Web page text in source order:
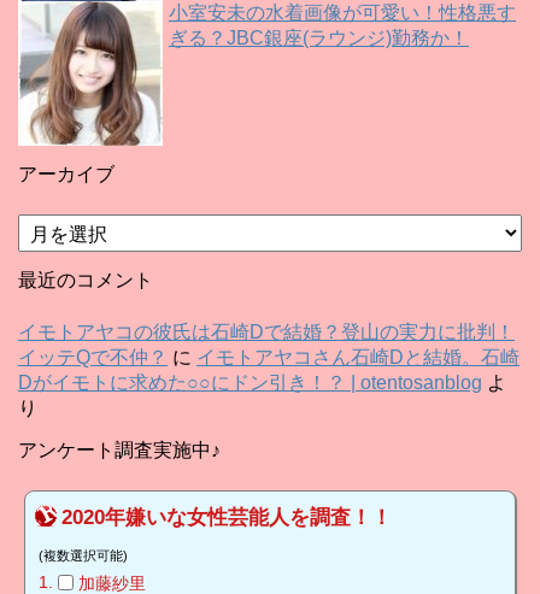
小室安未の水着画像が可愛い！性格悪す
ぎる？JBC銀座(ラウンジ)勤務か！
アーカイブ
ア
ー
カ
ブ
最近のコメント
イモトアヤコの彼氏は石崎Dで結婚？登山の実力に批判！
イッテQで不仲？ に イモトアヤコさん石崎Dと結婚。石崎
Dがイモトに求めた○○にドン引き！？ | otentosanblog よ
り
アンケート調査実施中♪
2020年嫌いな女性芸能人を調査！！
(複数選択可能)
加藤紗里